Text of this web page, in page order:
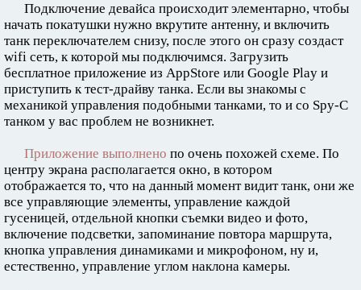
Подключение девайса происходит элементарно, чтобы
начать покатушки нужно вкрутите антенну, и включить
танк переключателем снизу, после этого он сразу создаст
wifi сеть, к которой мы подключимся. Загрузить
бесплатное приложение из AppStore или Google Play и
приступить к тест-драйву танка. Если вы знакомы с
механикой управления подобными танками, то и со Spy-C
танком у вас проблем не возникнет.
Приложение выполнено по очень похожей схеме. По
центру экрана располагается окно, в котором
отображается то, что на данный момент видит танк, они же
все управляющие элементы, управление каждой
гусеницей, отдельной кнопки съемки видео и фото,
включение подсветки, запоминание повтора маршрута,
кнопка управления динамиками и микрофоном, ну и,
естественно, управление углом наклона камеры.